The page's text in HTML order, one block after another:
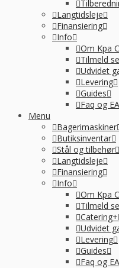
Langtidsleje
Finansiering
Info
Om Kpa
Tilmeld
Udvidet
Levering
Guides
Faq og
Menu
Bagerimaskiner
Butiksinventar
Stål og tilbehør
Langtidsleje
Finansiering
Info
Om Kpa
Tilmeld
Catering+
Udvidet
Levering
Guides
Faq og